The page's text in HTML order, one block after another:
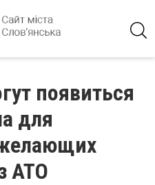
появиться
для
АТО